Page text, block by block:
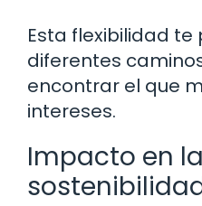
Esta flexibilidad
diferentes
encontrar el que
intereses.
Impacto en la